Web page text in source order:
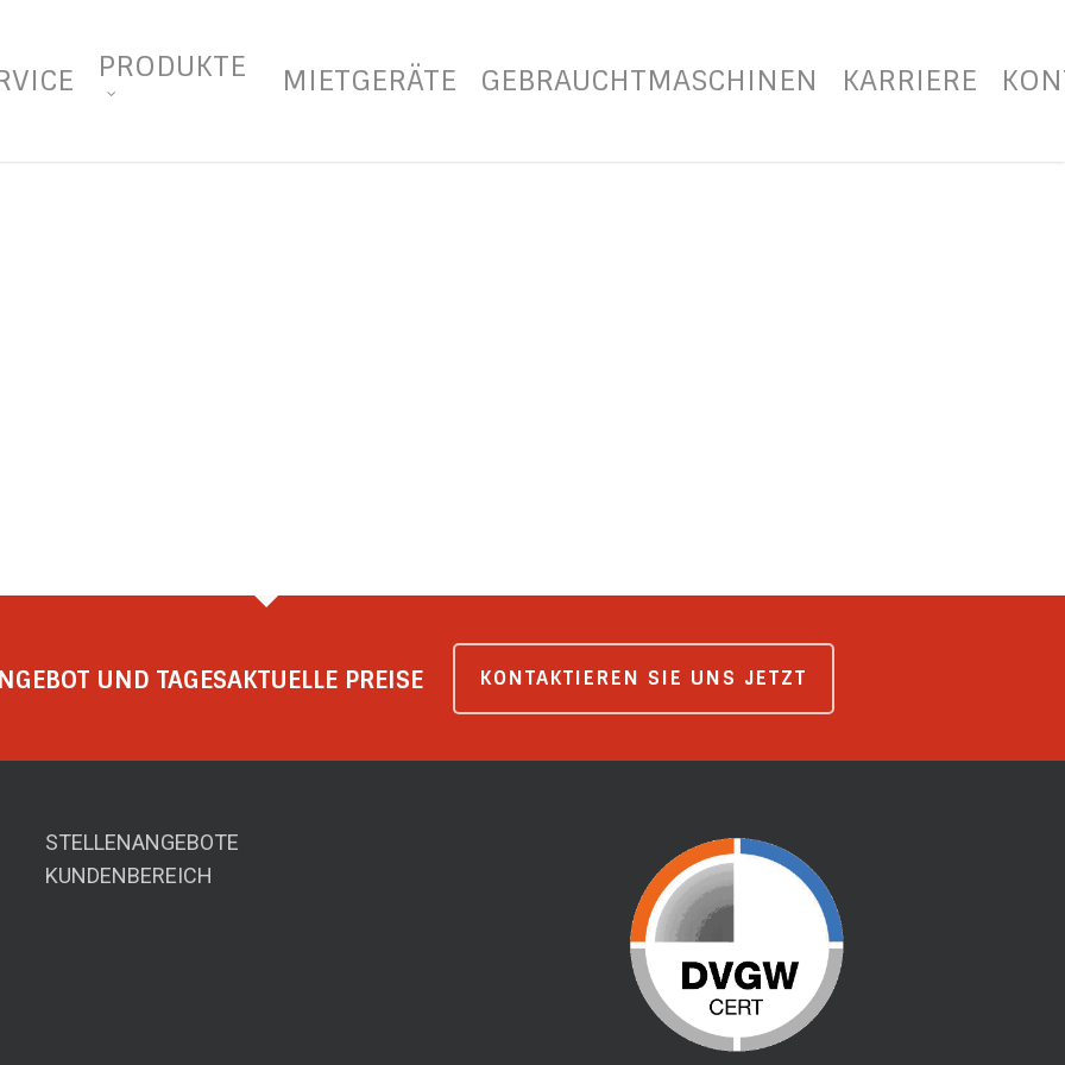
PRODUKTE MIETGERÄTE GEBRAUCHTMASCHINEN KARRIERE
UND TAGESAKTUELLE PREISE KONTAKTIEREN SIE UNS JETZT
STELLENANGEBOTE
KUNDENBEREICH